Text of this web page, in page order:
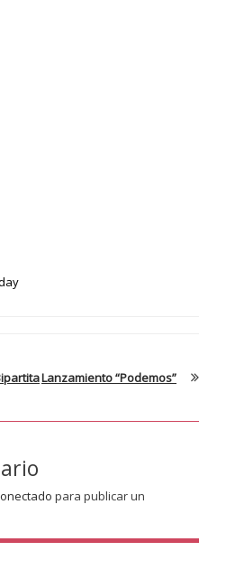
Lanzamiento “Podemos”
para publicar un